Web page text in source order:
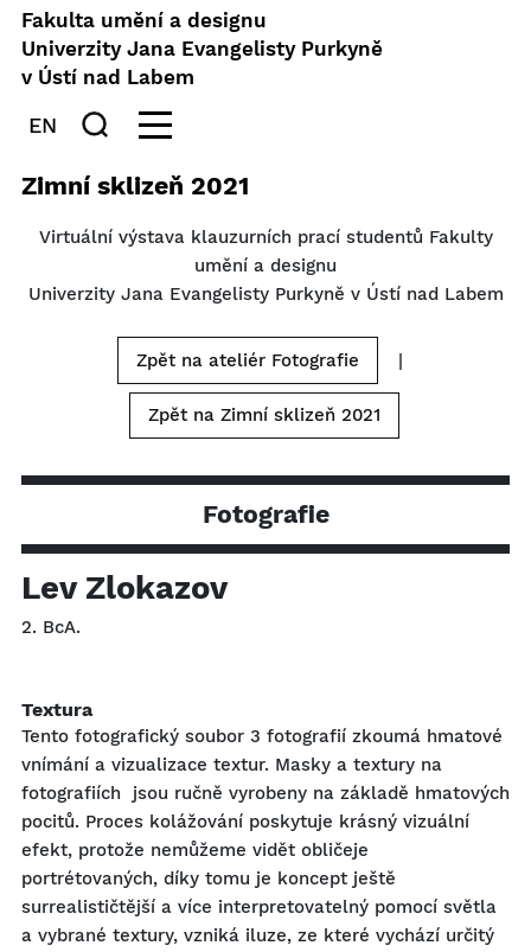
Fakulta umění a designu
Univerzity Jana Evangelisty Purkyně
v Ústí nad Labem
EN
Zimní sklizeň 2021
Virtuální výstava klauzurních prací studentů Fakulty
umění a designu
Univerzity Jana Evangelisty Purkyně v Ústí nad Labem
Zpět na ateliér Fotografie |
Zpět na Zimní sklizeň 2021
Fotografie
Lev Zlokazov
2. BcA.
Textura
Tento fotografický soubor 3 fotografií zkoumá hmatové
vnímání a vizualizace textur. Masky a textury na
fotografiích jsou ručně vyrobeny na základě hmatových
pocitů. Proces kolážování poskytuje krásný vizuální
efekt, protože nemůžeme vidět obličeje
portrétovaných, díky tomu je koncept ještě
surrealističtější a více interpretovatelný pomocí světla
a vybrané textury, vzniká iluze, ze které vychází určitý